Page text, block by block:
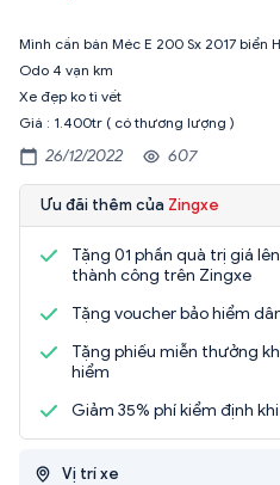
Mình cần bán Méc E 200 Sx 2017 biển
Odo 4 vạn km
Xe đẹp ko tì vết
Giá : 1.400tr ( có thương lượng )
26/12/2022 607
Ưu đãi thêm của Zingxe
Tặng 01 phần quà trị giá
thành công trên Zingxe
Tặng voucher bảo hiểm
Tặng phiếu miễn thưởng
hiểm
Giảm 35% phí kiểm định
Vị trí xe